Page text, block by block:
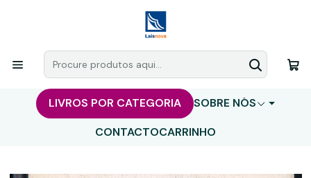
LIVROS POR CATEGORIA
SOBRE NÓS
CONTACTOCARRINHO